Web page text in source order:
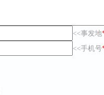
<<事发地
<<手机号